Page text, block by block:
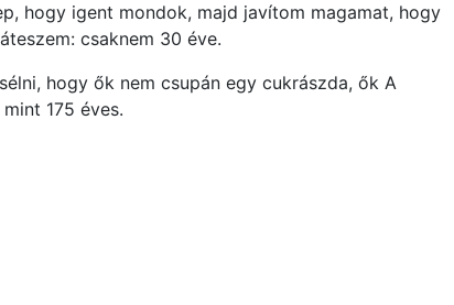
hogy igent mondok, majd javítom magamat, hogy
csaknem 30 éve.
hogy ők nem csupán egy cukrászda, ők A
175 éves.